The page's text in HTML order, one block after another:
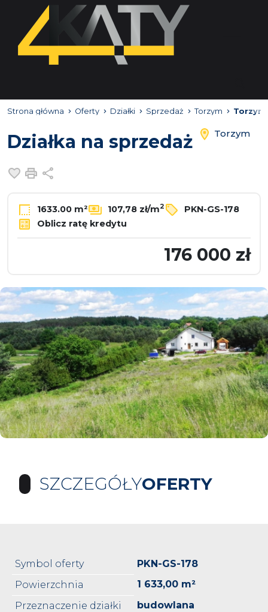
Strona główna Oferty Działki Sprzedaż Torzym Torzym
Działka na sprzedaż Torzym
Dodaj do ulubionych
Drukuj
1633.00 m² 107,78 zł/m2
PKN-GS-178
Oblicz ratę kredytu
176 000 zł
SZCZEGÓŁYOFERTY
Symbol oferty
PKN-GS-178
Powierzchnia
1 633,00 m²
Przeznaczenie działki
budowlana